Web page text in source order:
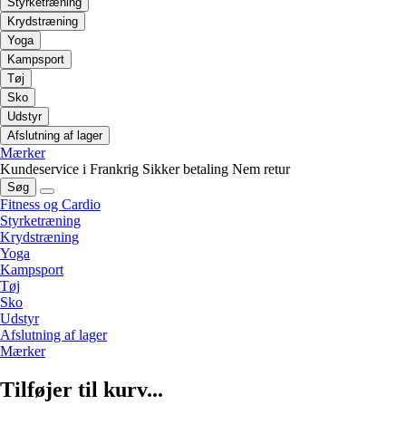
Krydstræning
Yoga
Kampsport
Tøj
Sko
Udstyr
Afslutning af lager
Mærker
Kundeservice i Frankrig Sikker betaling Nem retur
Søg
Fitness og Cardio
Styrketræning
Krydstræning
Yoga
Kampsport
Tøj
Sko
Udstyr
Afslutning af lager
Mærker
Tilføjer til kurv...